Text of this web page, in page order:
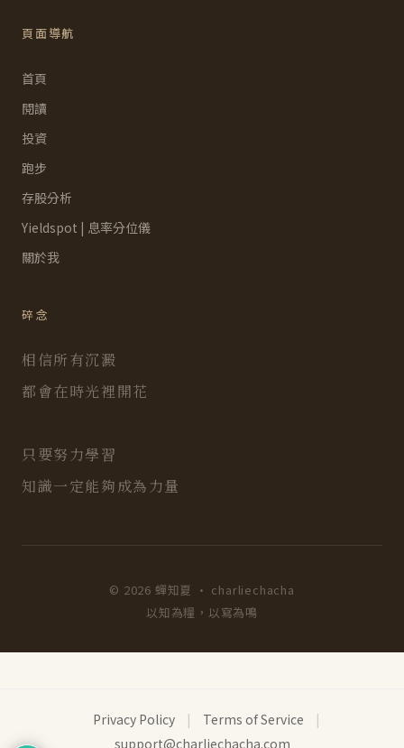
頁面導航
首頁
閱讀
投資
跑步
存股分析
Yieldspot | 息率分位儀
關於我
碎念
相信所有沉澱
都會在時光裡開花
只要努力學習
知識一定能夠成為力量
© 2026 蟬知夏 · charliechacha
以知為糧，以寫為鳴
Privacy Policy | Terms of Service
|
support@charliechacha.com